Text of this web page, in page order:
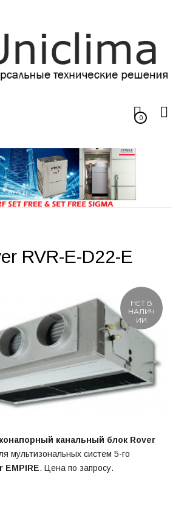
0
RVR-E-D22-E
НЕТ В
НАЛИЧ
ИИ
канальный блок Rover
мультизональных систем 5-го
EMPIRE. Цена по запросу.